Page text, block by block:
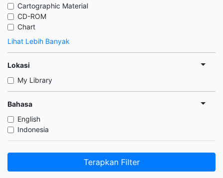
Cartographic Material
CD-ROM
Chart
Lihat Lebih Banyak
Lokasi
My Library
Bahasa
English
Indonesia
Terapkan Filter